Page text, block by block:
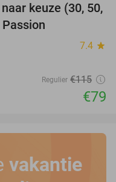
31%
keuze (30, 50,
7.4 star
Regulier €115
€79
vakantie